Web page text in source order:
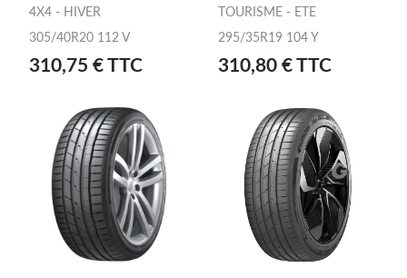
4X4 - HIVER
305/40R20 112 V
310,75 € TTC
TOURISME - ETE
295/35R19 104 Y
310,80 € TTC